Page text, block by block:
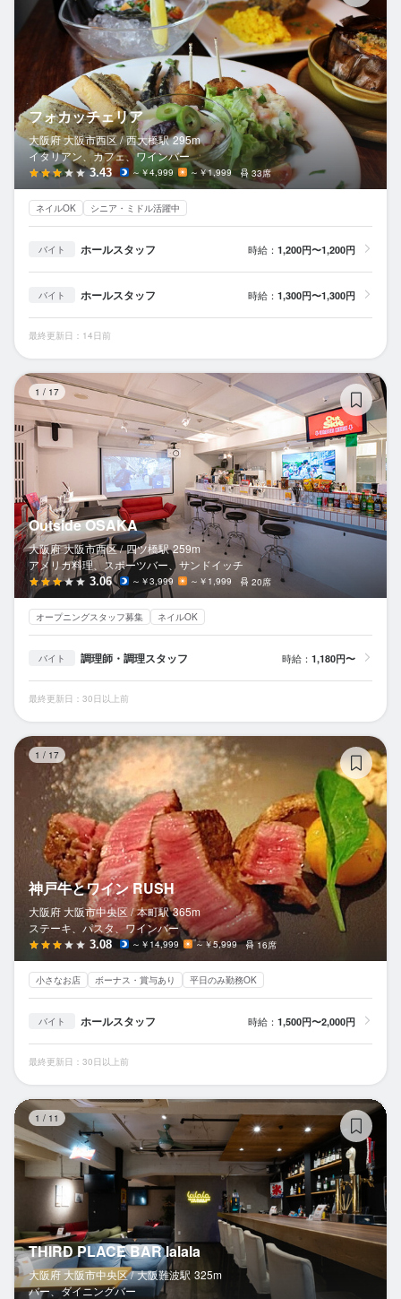
フォカッチェリア
大阪府 大阪市西区 / 西大橋駅 295m
イタリアン、カフェ、ワインバー
3.43 ～￥4,999 ～￥1,999 33席
ネイルOK シニア・ミドル活躍中
バイト ホールスタッフ 時給： 1,200円〜1,200円
バイト ホールスタッフ 時給： 1,300円〜1,300円
最終更新日：14日前
1 / 17
Outside OSAKA
大阪府 大阪市西区 / 四ツ橋駅 259m
アメリカ料理、スポーツバー、サンドイッチ
3.06 ～￥3,999 ～￥1,999 20席
オープニングスタッフ募集 ネイルOK
バイト 調理師・調理スタッフ 時給： 1,180円〜
最終更新日：30日以上前
1 / 17
神戸牛とワイン RUSH
大阪府 大阪市中央区 / 本町駅 365m
ステーキ、パスタ、ワインバー
3.08 ～￥14,999 ～￥5,999 16席
小さなお店 ボーナス・賞与あり 平日のみ勤務OK
バイト ホールスタッフ 時給： 1,500円〜2,000円
最終更新日：30日以上前
1 / 11
THIRD PLACE BAR lalala
大阪府 大阪市中央区 / 大阪難波駅 325m
バー、ダイニングバー